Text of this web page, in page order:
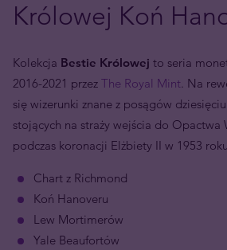
Królowej Koń
Kolekcja Bestie Królowej to seria
2016-2021 przez The Royal Mint. Na
się wizerunki znane z posągów
stojących na straży wejścia do Opactwa
podczas koronacji Elżbiety II w 1953
Chart z Richmond
Koń Hanoveru
Lew Mortimerów
Yale Beaufortów